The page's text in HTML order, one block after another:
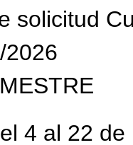
solicitud
2026
4 al 22